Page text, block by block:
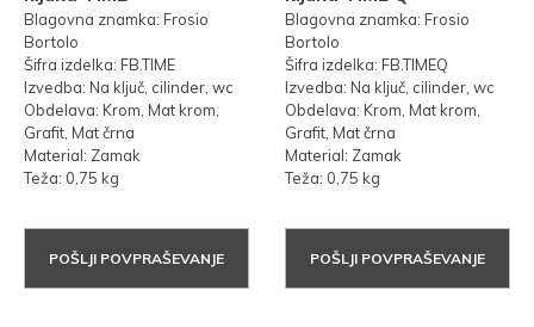
Blagovna znamka: Frosio
Bortolo
Šifra izdelka: FB.TIME
Izvedba: Na ključ, cilinder, wc
Obdelava: Krom, Mat krom,
Grafit, Mat črna
Material: Zamak
Teža: 0,75 kg
POŠLJI POVPRAŠEVANJE
Blagovna znamka: Frosio
Bortolo
Šifra izdelka: FB.TIMEQ
Izvedba: Na ključ, cilinder, wc
Obdelava: Krom, Mat krom,
Grafit, Mat črna
Material: Zamak
Teža: 0,75 kg
POŠLJI POVPRAŠEVANJE